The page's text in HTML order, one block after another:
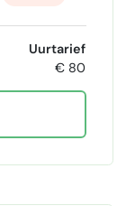
Uurtarief
€ 80